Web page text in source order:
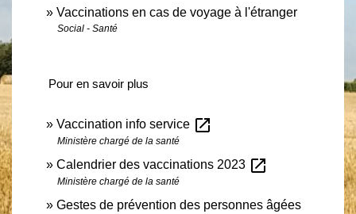
Vaccinations en cas de voyage à l'étranger
Social - Santé
Pour en savoir plus
Vaccination info service open_in_new
Ministère chargé de la santé
Calendrier des vaccinations 2023 open_in_new
Ministère chargé de la santé
Gestes de prévention des personnes âgées